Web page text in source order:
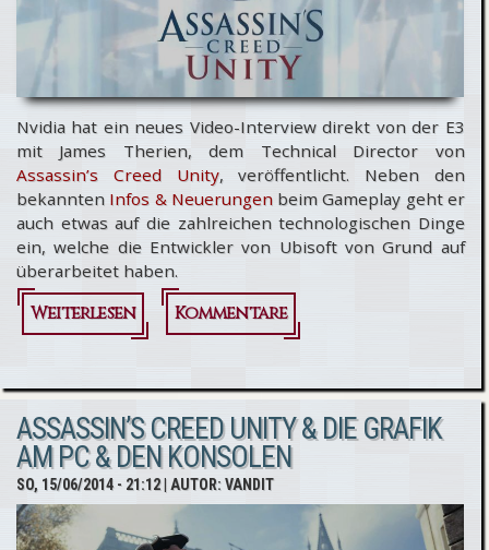
Nvidia hat ein neues Video-Interview direkt von der E3
mit James Therien, dem Technical Director von
Assassin’s Creed Unity, veröffentlicht. Neben den
bekannten Infos & Neuerungenbeim Gameplay geht er
auch etwas auf die zahlreichen technologischen Dinge
ein, welche die Entwickler von Ubisoft von Grund auf
überarbeitet haben.
Weiterlesen
über
Creed Unity
@ E3 2014 -
Video-
Interview
zur Next-
Kommentare
ASSASSIN’S CREED UNITY & DIE GRAFIK
AM PC & DEN KONSOLEN
SO, 15/06/2014 - 21:12| AUTOR:VANDIT